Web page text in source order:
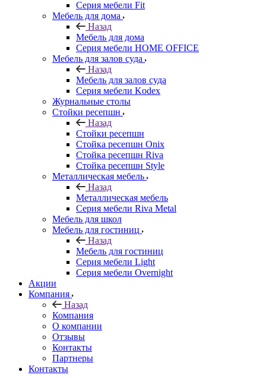
Серия мебели Fit
Мебель для дома
Назад
Мебель для дома
Серия мебели HOME OFFICE
Мебель для залов суда
Назад
Мебель для залов суда
Серия мебели Kodex
Журнальные столы
Стойки ресепшн
Назад
Стойки ресепшн
Стойка ресепшн Onix
Стойка ресепшн Riva
Стойка ресепшн Style
Металлическая мебель
Назад
Металлическая мебель
Серия мебели Riva Metal
Мебель для школ
Мебель для гостиниц
Назад
Мебель для гостиниц
Серия мебели Light
Серия мебели Overnight
Акции
Компания
Назад
Компания
О компании
Отзывы
Контакты
Партнеры
Контакты